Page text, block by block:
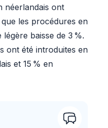
à une diversité
des affaires.
néerlandais ont
les procédures en
baisse de 3 %.
ont été introduites en
et 15 % en